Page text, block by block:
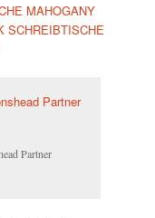
MAHOGANY
SCHREIBTISCHE
Partner